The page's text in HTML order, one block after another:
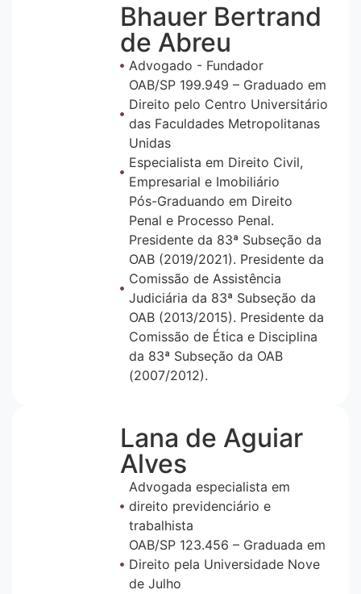
Bhauer Bertrand
de Abreu
Advogado - Fundador
OAB/SP 199.949 – Graduado em
Direito pelo Centro Universitário
das Faculdades Metropolitanas
Unidas
Especialista em Direito Civil,
Empresarial e Imobiliário
Pós-Graduando em Direito
Penal e Processo Penal.
Presidente da 83ª Subseção da
OAB (2019/2021). Presidente da
Comissão de Assistência
Judiciária da 83ª Subseção da
OAB (2013/2015). Presidente da
Comissão de Ética e Disciplina
da 83ª Subseção da OAB
(2007/2012).
Lana de Aguiar
Alves
Advogada especialista em
direito previdenciário e
trabalhista
OAB/SP 123.456 – Graduada em
Direito pela Universidade Nove
de Julho